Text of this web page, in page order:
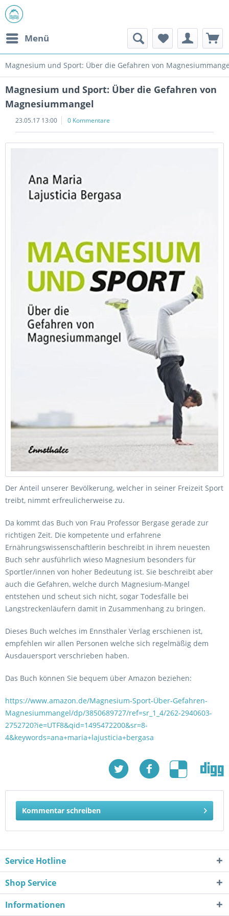
Menü
Magnesium und Sport: Über die Gefahren von
Magnesium und Sport: Über die Gefahren von
Magnesiummangel
23.05.17 13:00 0 Kommentare
Der Anteil unserer Bevölkerung, welcher in seiner Freizeit Sport
treibt, nimmt erfreulicherweise zu.
Da kommt das Buch von Frau Professor Bergase gerade zur
richtigen Zeit. Die kompetente und erfahrene
Ernährungswissenschaftlerin beschreibt in ihrem neuesten
Buch sehr ausführlich wieso Magnesium besonders für
Sportler/innen von hoher Bedeutung ist. Sie beschreibt aber
auch die Gefahren, welche durch Magnesium-Mangel
entstehen und scheut sich nicht, sogar Todesfälle bei
Langstreckenläufern damit in Zusammenhang zu bringen.
Dieses Buch welches im Ennsthaler Verlag erschienen ist,
empfehlen wir allen Personen welche sich regelmäßig dem
Ausdauersport verschrieben haben.
Das Buch können Sie bequem über Amazon beziehen:
https://www.amazon.de/Magnesium-Sport-Über-Gefahren-
Magnesiummangel/dp/3850689727/ref=sr_1_4/262-2940603-
2752720?ie=UTF8&qid=1495472200&sr=8-
4&keywords=ana+maria+lajusticia+bergasa
Kommentar schreiben
Service Hotline
Shop Service
Informationen